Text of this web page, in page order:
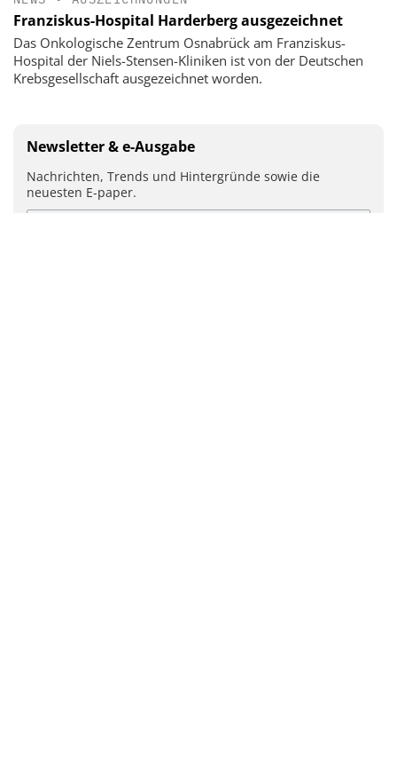
Franziskus-Hospital Harderberg ausgezeichnet
Das Onkologische Zentrum Osnabrück am Franziskus-
Hospital der Niels-Stensen-Kliniken ist von der Deutschen
Krebsgesellschaft ausgezeichnet worden.
Newsletter & e-Ausgabe
Nachrichten, Trends und Hintergründe sowie die
neuesten E-paper.